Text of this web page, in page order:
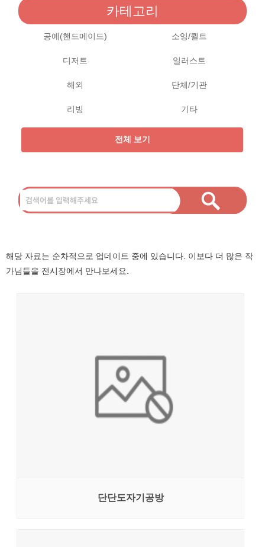
카테고리
공예(핸드메이드) 소잉/퀼트
디저트 일러스트
해외 단체/기관
리빙 기타
전체 보기
해당 자료는 순차적으로 업데이트 중에 있습니다. 이보다 더 많은 작
가님들을 전시장에서 만나보세요.
단단도자기공방